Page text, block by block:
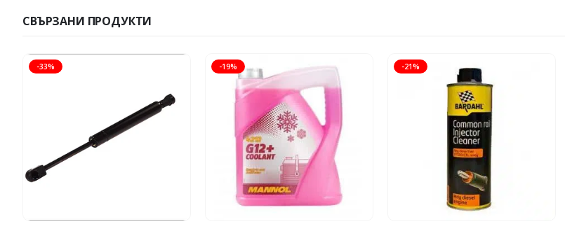
СВЪРЗАНИ ПРОДУКТИ
-33% -19% -21%